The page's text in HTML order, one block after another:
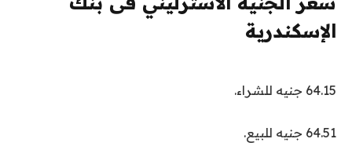
الإسكندرية
64.15 جنيه للشراء.
64.51 جنيه للبيع.